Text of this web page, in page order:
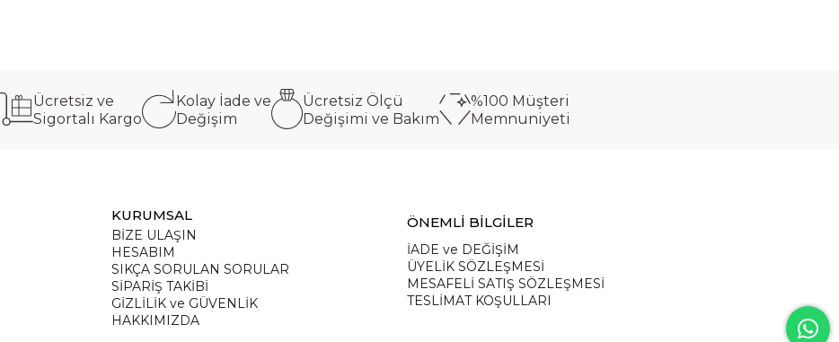
Ücretsiz ve
Sigortalı Kargo
Kolay İade ve
Değişim
Ücretsiz Ölçü
Değişimi ve Bakım
%100 Müşteri
Memnuniyeti
KURUMSAL
BİZE ULAŞIN
HESABIM
SIKÇA SORULAN SORULAR
SİPARİŞ TAKİBİ
GİZLİLİK ve GÜVENLİK
HAKKIMIZDA
ÖNEMLİ BİLGİLER
İADE ve DEĞİŞİM
ÜYELİK SÖZLEŞMESİ
MESAFELİ SATIŞ SÖZLEŞMESİ
TESLİMAT KOŞULLARI